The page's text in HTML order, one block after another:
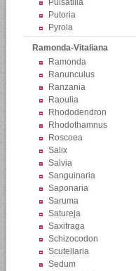
Pulsatilla
Putoria
Pyrola
Ramonda-Vitaliana
Ramonda
Ranunculus
Ranzania
Raoulia
Rhododendron
Rhodothamnus
Roscoea
Salix
Salvia
Sanguinaria
Saponaria
Saruma
Satureja
Saxifraga
Schizocodon
Scutellaria
Sedum